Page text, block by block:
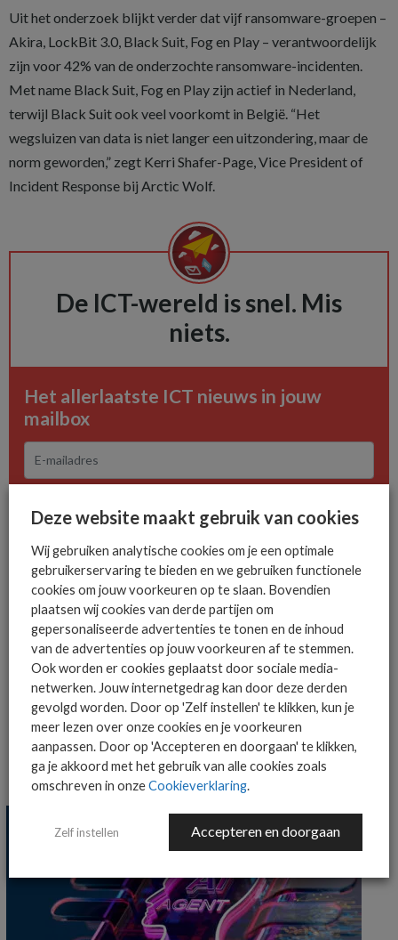
Uit het onderzoek blijkt verder dat vijf ransomware-groepen –
Akira, LockBit 3.0, Black Suit, Fog en Play – verantwoordelijk
zijn voor 42% van de onderzochte ransomware-incidenten.
Met name Black Suit, Fog en Play zijn actief in Nederland,
terwijl Black Suit ook veel voorkomt in België. “Het
wegsluizen van data is niet langer een uitzondering, maar de
norm geworden,” zegt Kerri Shafer-Page, Vice President of
Incident Response bij Arctic Wolf.
De ICT-wereld is snel. Mis
niets.
Het allerlaatste ICT nieuws in jouw
mailbox
AANMELDEN
MEER OVER ARCTIC WOLF THREAT REPORT
KERRI SHAFER-PAGE RAPPORT
MEER SECURITY NIEUWS
Deze website maakt gebruik van cookies
Wij gebruiken analytische cookies om je een optimale
gebruikerservaring te bieden en we gebruiken functionele
cookies om jouw voorkeuren op te slaan. Bovendien
plaatsen wij cookies van derde partijen om
gepersonaliseerde advertenties te tonen en de inhoud
van de advertenties op jouw voorkeuren af te stemmen.
Ook worden er cookies geplaatst door sociale media-
netwerken. Jouw internetgedrag kan door deze derden
gevolgd worden. Door op 'Zelf instellen' te klikken, kun je
meer lezen over onze cookies en je voorkeuren
aanpassen. Door op 'Accepteren en doorgaan' te klikken,
ga je akkoord met het gebruik van alle cookies zoals
omschreven in onzeCookieverklaring.
Zelf instellen Accepteren en doorgaan